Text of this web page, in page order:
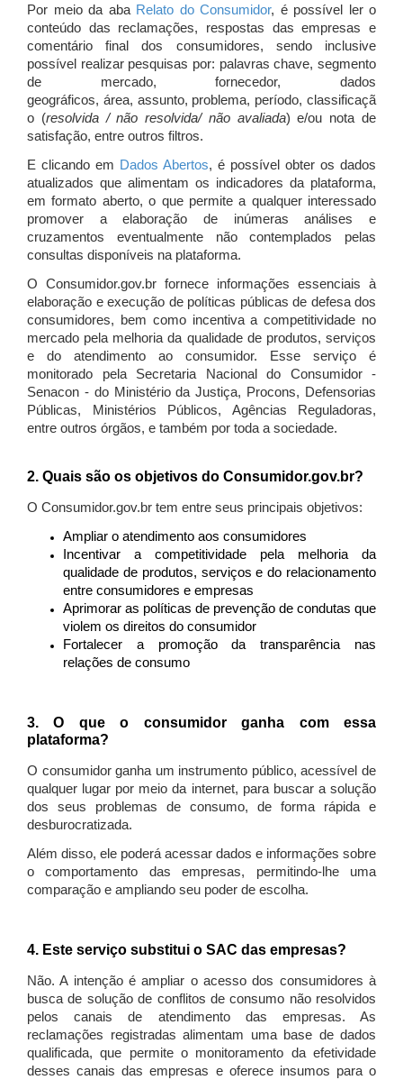
Por meio da aba Relato do Consumidor, é possível ler o
conteúdo das reclamações, respostas das empresas e
comentário final dos consumidores, sendo inclusive
possível realizar pesquisas por: palavras chave, segmento
de mercado, fornecedor, dados
geográficos, área, assunto, problema, período, classificaçã
o (resolvida / não resolvida/ não avaliada) e/ou nota de
satisfação, entre outros filtros.
E clicando em Dados Abertos, é possível obter os dados
atualizados que alimentam os indicadores da plataforma,
em formato aberto, o que permite a qualquer interessado
promover a elaboração de inúmeras análises e
cruzamentos eventualmente não contemplados pelas
consultas disponíveis na plataforma.
O Consumidor.gov.br fornece informações essenciais à
elaboração e execução de políticas públicas de defesa dos
consumidores, bem como incentiva a competitividade no
mercado pela melhoria da qualidade de produtos, serviços
e do atendimento ao consumidor. Esse serviço é
monitorado pela Secretaria Nacional do Consumidor -
Senacon - do Ministério da Justiça, Procons, Defensorias
Públicas, Ministérios Públicos, Agências Reguladoras,
entre outros órgãos, e também por toda a sociedade.
2. Quais são os objetivos do Consumidor.gov.br?
O Consumidor.gov.br tem entre seus principais objetivos:
Ampliar o atendimento aos consumidores
Incentivar a competitividade pela melhoria da
qualidade de produtos, serviços e do relacionamento
entre consumidores e empresas
Aprimorar as políticas de prevenção de condutas que
violem os direitos do consumidor
Fortalecer a promoção da transparência nas
relações de consumo
3. O que o consumidor ganha com essa
plataforma?
O consumidor ganha um instrumento público, acessível de
qualquer lugar por meio da internet, para buscar a solução
dos seus problemas de consumo, de forma rápida e
desburocratizada.
Além disso, ele poderá acessar dados e informações sobre
o comportamento das empresas, permitindo-lhe uma
comparação e ampliando seu poder de escolha.
4. Este serviço substitui o SAC das empresas?
Não. A intenção é ampliar o acesso dos consumidores à
busca de solução de conflitos de consumo não resolvidos
pelos canais de atendimento das empresas. As
reclamações registradas alimentam uma base de dados
qualificada, que permite o monitoramento da efetividade
desses canais das empresas e oferece insumos para o